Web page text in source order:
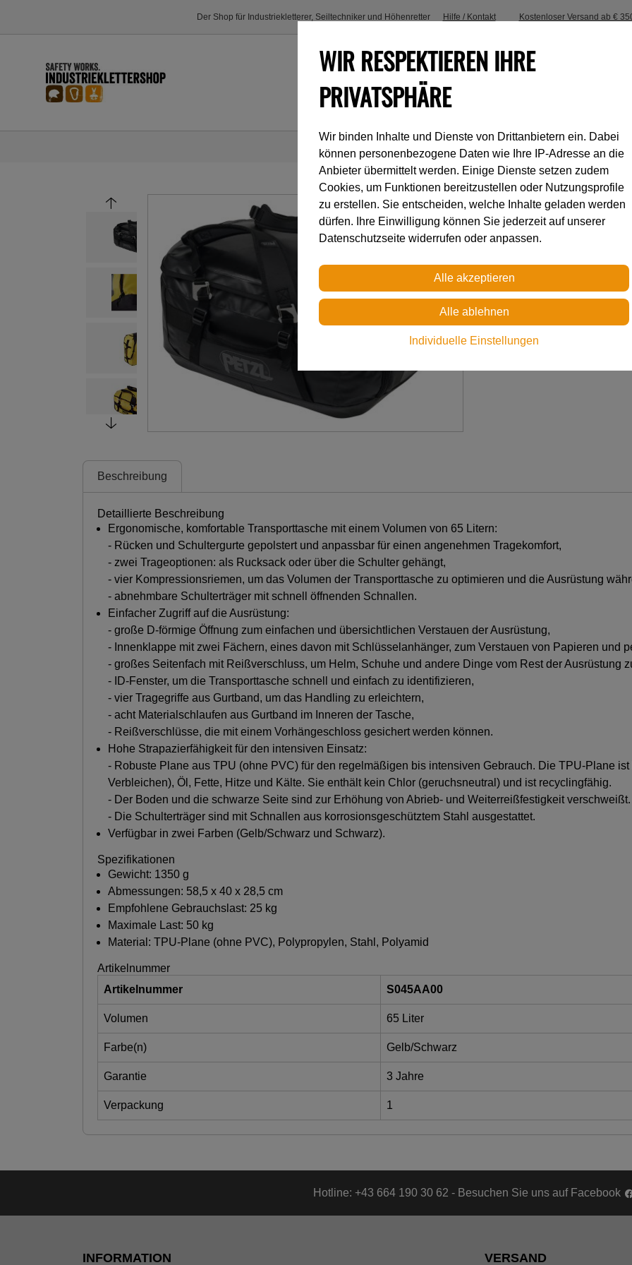
Der Shop für Industriekletterer, Seiltechniker und Höhenretter Hilfe / Kontakt Kostenloser Versand ab €
Industrieklettern Accessoires
Petzl
DUFFEL 65
Mittelgroße Transporttasch
€ 132,00
Preis inkl. MwSt.
Beschreibung
Detaillierte Beschreibung
Ergonomische, komfortable Transporttasche mit einem Volumen von 65 Litern:
- Rücken und Schultergurte gepolstert und anpassbar für einen angenehmen Tragekomfort,
- zwei Trageoptionen: als Rucksack oder über die Schulter gehängt,
- vier Kompressionsriemen, um das Volumen der Transporttasche zu optimieren und die Ausrüstung
- abnehmbare Schulterträger mit schnell öffnenden Schnallen.
Einfacher Zugriff auf die Ausrüstung:
- große D-förmige Öffnung zum einfachen und übersichtlichen Verstauen der Ausrüstung,
- Innenklappe mit zwei Fächern, eines davon mit Schlüsselanhänger, zum Verstauen von Papieren und
- großes Seitenfach mit Reißverschluss, um Helm, Schuhe und andere Dinge vom Rest der Ausrüstung
- ID-Fenster, um die Transporttasche schnell und einfach zu identifizieren,
- vier Tragegriffe aus Gurtband, um das Handling zu erleichtern,
- acht Materialschlaufen aus Gurtband im Inneren der Tasche,
- Reißverschlüsse, die mit einem Vorhängeschloss gesichert werden können.
Hohe Strapazierfähigkeit für den intensiven Einsatz:
- Robuste Plane aus TPU (ohne PVC) für den regelmäßigen bis intensiven Gebrauch. Die TPU-Plane
Verbleichen), Öl, Fette, Hitze und Kälte. Sie enthält kein Chlor (geruchsneutral) und ist recyclingfähig.
- Der Boden und die schwarze Seite sind zur Erhöhung von Abrieb- und Weiterreißfestigkeit verschweißt.
- Die Schulterträger sind mit Schnallen aus korrosionsgeschütztem Stahl ausgestattet.
Verfügbar in zwei Farben (Gelb/Schwarz und Schwarz).
Spezifikationen
Gewicht: 1350 g
Abmessungen: 58,5 x 40 x 28,5 cm
Empfohlene Gebrauchslast: 25 kg
Maximale Last: 50 kg
Material: TPU-Plane (ohne PVC), Polypropylen, Stahl, Polyamid
Artikelnummer
Artikelnummer
S045AA00
Volumen 65 Liter
Farbe(n) Gelb/Schwarz
Garantie 3 Jahre
Verpackung 1
WIR RESPEKTIEREN IHRE
PRIVATSPHÄRE
Wir binden Inhalte und Dienste von Drittanbietern ein. Dabei
können personenbezogene Daten wie Ihre IP-Adresse an die
Anbieter übermittelt werden. Einige Dienste setzen zudem
Cookies, um Funktionen bereitzustellen oder Nutzungsprofile
zu erstellen. Sie entscheiden, welche Inhalte geladen werden
dürfen. Ihre Einwilligung können Sie jederzeit auf unserer
Datenschutzseite widerrufen oder anpassen.
Individuelle Einstellungen
Hotline: +43 664 190 30 62 - Besuchen Sie uns auf Facebook
INFORMATION VERSAND